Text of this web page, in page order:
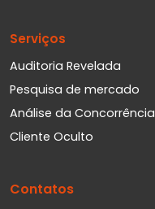
Serviços
Auditoria Revelada
Pesquisa de mercado
Análise da Concorrência
Cliente Oculto
Contatos